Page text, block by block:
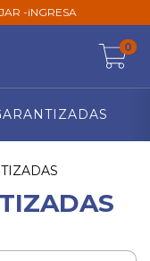
-iNGRESA
0